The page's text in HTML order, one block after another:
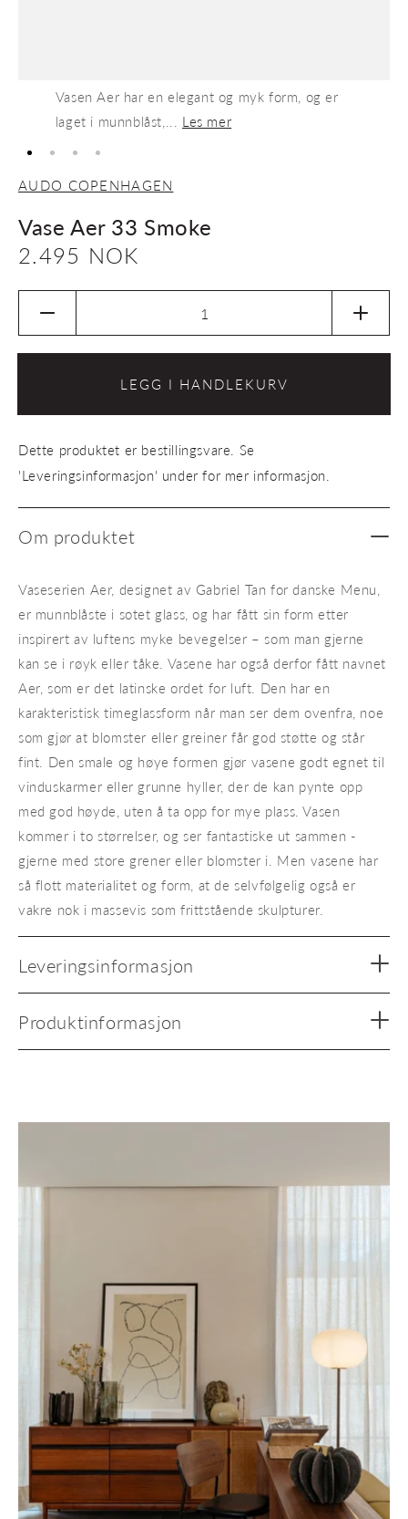
Vasen Aer har en elegant og myk form, og er
laget i munnblåst,... Les mer
AUDO COPENHAGEN
Vase Aer 33 Smoke
Vanlig
pris
2.495 NOK
antallet
for
33
Øk
for
33
LEGG I HANDLEKURV
Dette produktet er bestillingsvare. Se
'Leveringsinformasjon' under for mer informasjon.
Om produktet
Vaseserien Aer, designet av Gabriel Tan for danske Menu,
er munnblåste i sotet glass, og har fått sin form etter
inspirert av luftens myke bevegelser – som man gjerne
kan se i røyk eller tåke. Vasene har også derfor fått navnet
Aer, som er det latinske ordet for luft. Den har en
karakteristisk timeglassform når man ser dem ovenfra, noe
som gjør at blomster eller greiner får god støtte og står
fint. Den smale og høye formen gjør vasene godt egnet til
vinduskarmer eller grunne hyller, der de kan pynte opp
med god høyde, uten å ta opp for mye plass. Vasen
kommer i to størrelser, og ser fantastiske ut sammen -
gjerne med store grener eller blomster i. Men vasene har
så flott materialitet og form, at de selvfølgelig også er
vakre nok i massevis som frittstående skulpturer. ​​
Leveringsinformasjon
Produktinformasjon